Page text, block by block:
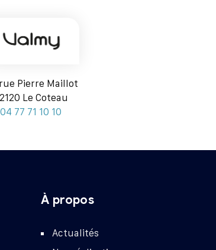
Pierre Maillot
Le Coteau
04 77 71 10 10
À propos
Actualités